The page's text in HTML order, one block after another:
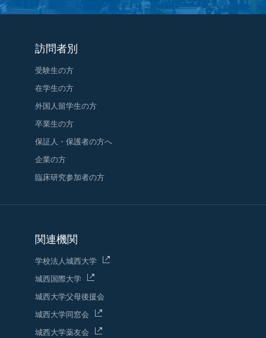
訪問者別
受験生の方
在学生の方
外国人留学生の方
卒業生の方
保証人・保護者の方へ
企業の方
臨床研究参加者の方
関連機関
学校法人城西大学
城西国際大学
城西大学父母後援会
城西大学同窓会
城西大学薬友会